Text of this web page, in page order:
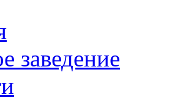
заведение